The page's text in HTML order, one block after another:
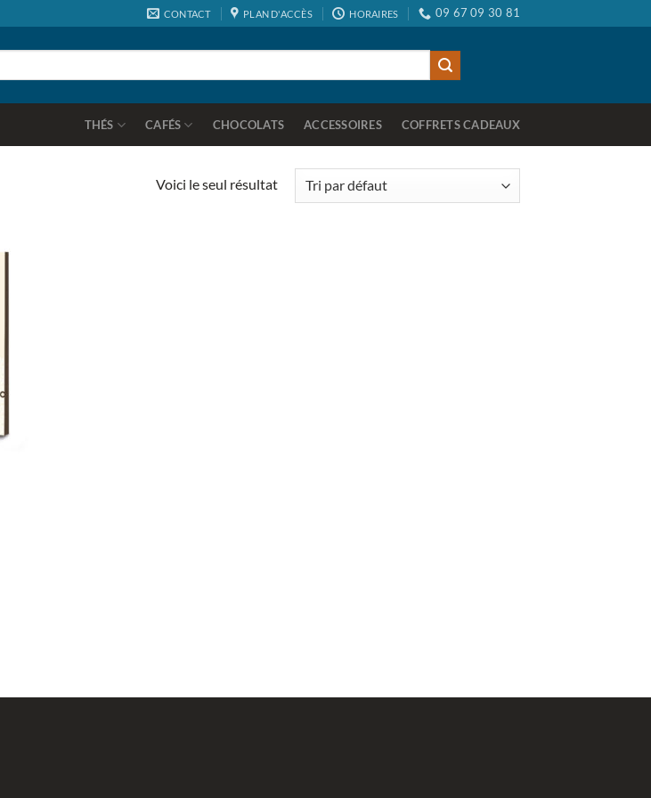
CONTACT PLAN D'ACCÈS HORAIRES 09 67 09 30 81
THÉS CAFÉS CHOCOLATS ACCESSOIRES COFFRETS CADEAUX
Voici le seul résultat